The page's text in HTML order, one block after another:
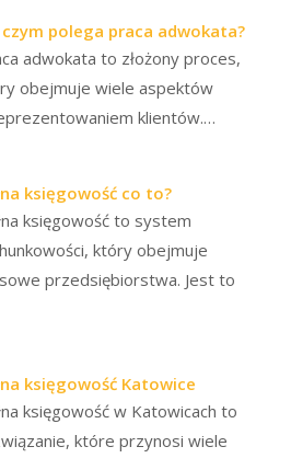
czym polega praca adwokata?
adwokata to złożony proces,
obejmuje wiele aspektów
klientów.…
księgowość co to?
księgowość to system
który obejmuje
przedsiębiorstwa. Jest to
księgowość Katowice
księgowość w Katowicach to
które przynosi wiele